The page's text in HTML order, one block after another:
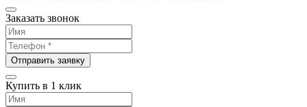
Заказать звонок
Отправить заявку
Купить в 1 клик